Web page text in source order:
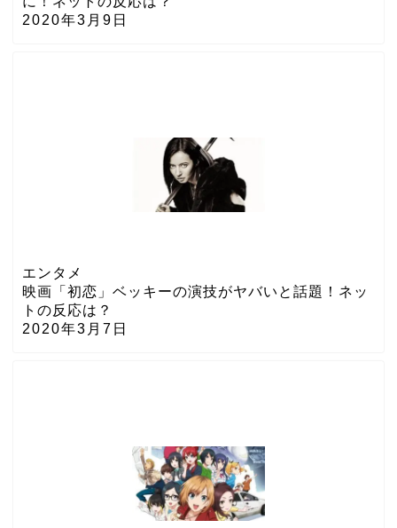
2020年3月9日
エンタメ
映画「初恋」ベッキーの演技がヤバいと話題！ネッ
トの反応は？
2020年3月7日